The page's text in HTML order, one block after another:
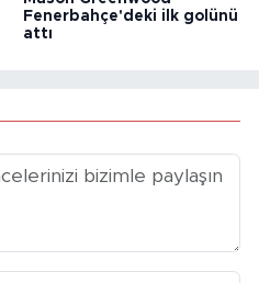
Fenerbahçe'deki ilk golünü
attı